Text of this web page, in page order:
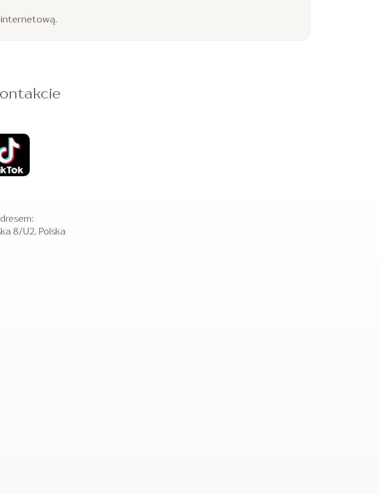
internetową.
8/U2, Polska